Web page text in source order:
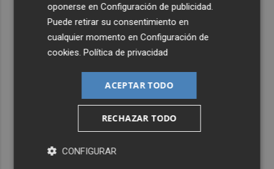
Suscríbete al canal de
Whatsapp
¡Quiero suscribirme!
oponerse enConfiguración de publicidad
Puede retirar su consentimiento en
cualquier momento enConfiguración de
cookies .Política de privacidad
ACEPTAR TODO
RECHAZAR TODO
CONFIGURAR